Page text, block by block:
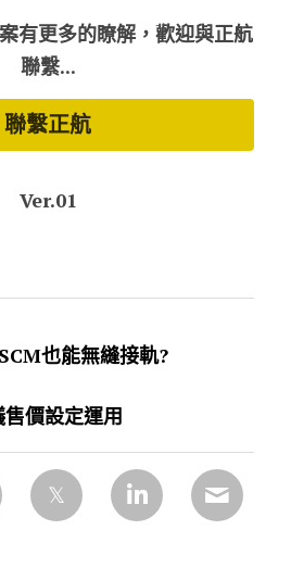
有更多的瞭解，歡迎與正航
聯繫...
聯繫正航
Ver.01
也能無縫接軌?
價設定運用